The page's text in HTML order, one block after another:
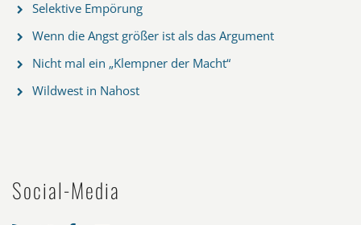
Selektive Empörung
Wenn die Angst größer ist als das Argument
Nicht mal ein „Klempner der Macht“
Wildwest in Nahost
Social-Media